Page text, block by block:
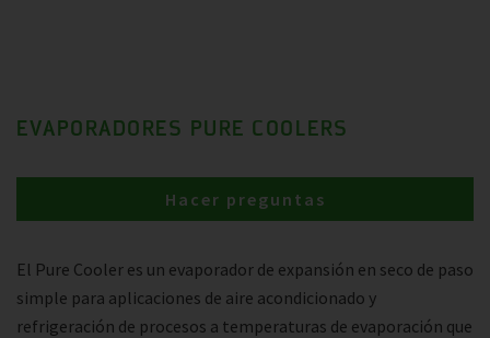
EVAPORADORES PURE COOLERS
El Pure Cooler es un evaporador de expansión en seco de paso
simple para aplicaciones de aire acondicionado y
refrigeración de procesos a temperaturas de evaporación que
Hacer preguntas